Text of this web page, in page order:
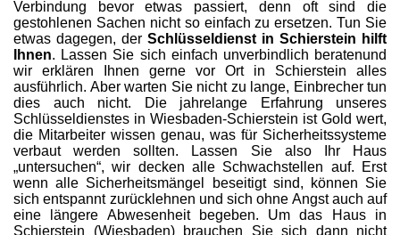
Verbindung bevor etwas passiert, denn oft sind die
gestohlenen Sachen nicht so einfach zu ersetzen. Tun Sie
etwas dagegen, der Schlüsseldienst in Schierstein hilft
Ihnen. Lassen Sie sich einfach unverbindlich beratenund
wir erklären Ihnen gerne vor Ort in Schierstein alles
ausführlich. Aber warten Sie nicht zu lange, Einbrecher tun
dies auch nicht. Die jahrelange Erfahrung unseres
Schlüsseldienstes in Wiesbaden-Schierstein ist Gold wert,
die Mitarbeiter wissen genau, was für Sicherheitssysteme
verbaut werden sollten. Lassen Sie also Ihr Haus
„untersuchen“, wir decken alle Schwachstellen auf. Erst
wenn alle Sicherheitsmängel beseitigt sind, können Sie
sich entspannt zurücklehnen und sich ohne Angst auch auf
eine längere Abwesenheit begeben. Um das Haus in
Schierstein (Wiesbaden) brauchen Sie sich dann nicht